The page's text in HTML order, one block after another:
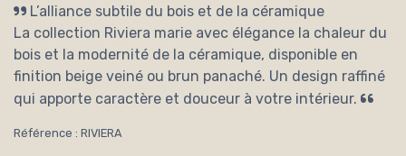
L’alliance subtile du bois et de la céramique
La collection Riviera marie avec élégance la chaleur du
bois et la modernité de la céramique, disponible en
finition beige veiné ou brun panaché. Un design raffiné
qui apporte caractère et douceur à votre intérieur.
Référence : RIVIERA